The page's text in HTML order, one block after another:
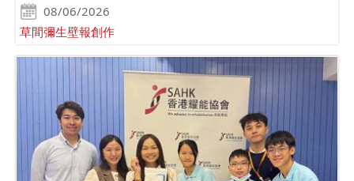
08/06/2026
草間彌生壁報創作